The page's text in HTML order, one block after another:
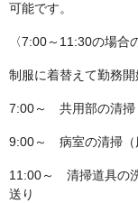
可能です。
〈7:00～11:30の場合
制服に着替えて勤務開
7:00～ 共用部の清掃
9:00～ 病室の清掃（
11:00～ 清掃道具の
送り